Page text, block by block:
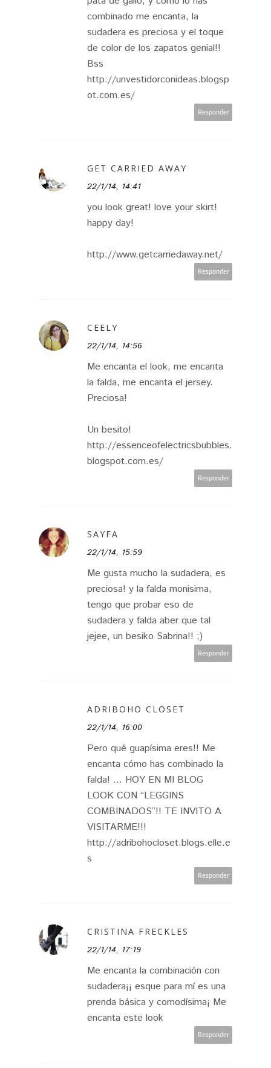
combinado me encanta, la
sudadera es preciosa y el toque
de color de los zapatos genial!!
Bss
http://unvestidorconideas.blogsp
ot.com.es/
Responder
GET CARRIED AWAY
22/1/14, 14:41
you look great! love your skirt!
happy day!
http://www.getcarriedaway.net/
Responder
CEELY
22/1/14, 14:56
Me encanta el look, me encanta
la falda, me encanta el jersey.
Preciosa!
Un besito!
http://essenceofelectricsbubbles.
blogspot.com.es/
Responder
SAYFA
22/1/14, 15:59
Me gusta mucho la sudadera, es
preciosa! y la falda monisima,
tengo que probar eso de
sudadera y falda aber que tal
jejee, un besiko Sabrina!! ;)
Responder
ADRIBOHO CLOSET
22/1/14, 16:00
Pero qué guapísima eres!! Me
encanta cómo has combinado la
falda! ... HOY EN MI BLOG
LOOK CON “LEGGINS
COMBINADOS”!! TE INVITO A
VISITARME!!!
http://adribohocloset.blogs.elle.e
s
Responder
CRISTINA FRECKLES
22/1/14, 17:19
Me encanta la combinación con
sudadera¡¡ esque para mí es una
prenda básica y comodísima¡ Me
encanta este look
Responder